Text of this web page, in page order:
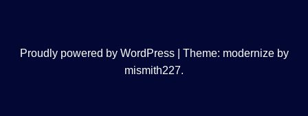
Proudly powered by WordPress
Theme: modernize by
mismith227.